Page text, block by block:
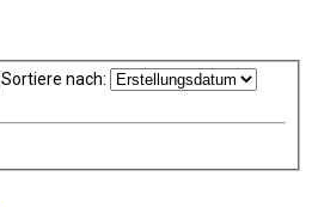
Sortiere nach: